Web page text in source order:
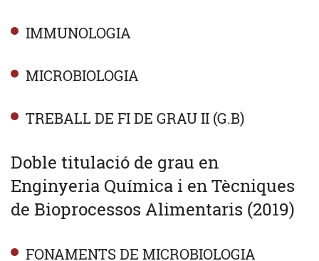
IMMUNOLOGIA
MICROBIOLOGIA
TREBALL DE FI DE GRAU II (G.B)
Doble titulació de grau en
Enginyeria Química i en Tècniques
de Bioprocessos Alimentaris (2019)
FONAMENTS DE MICROBIOLOGIA